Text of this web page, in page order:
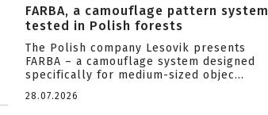
FARBA, a camouflage pattern system
tested in Polish forests
The Polish company Lesovik presents
FARBA – a camouflage system designed
specifically for medium-sized objec...
28.07.2026